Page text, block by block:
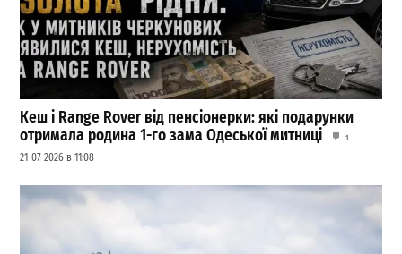
Кеш і Range Rover від пенсіонерки: які подарунки
отримала родина 1-го зама Одеської митниці
1
21-07-2026 в 11:08